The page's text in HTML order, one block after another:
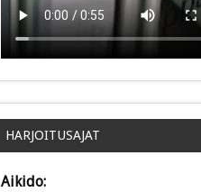
HARJOITUSAJAT
Aikido: